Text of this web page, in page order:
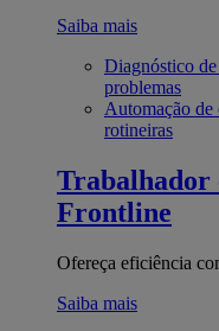
Saiba mais
Diagnóstico
problemas
Automação de
rotineiras
Trabalhador
Frontline
Ofereça eficiência
Saiba mais